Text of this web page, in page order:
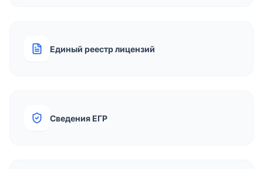
Единый реестр лицензий
Сведения ЕГР